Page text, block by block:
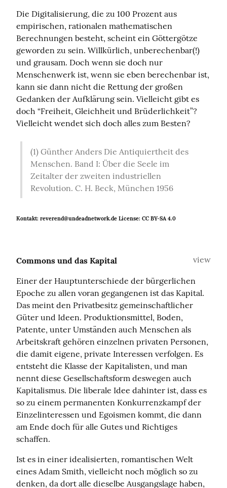
Die Digitalisierung, die zu 100 Prozent aus
empirischen, rationalen mathematischen
Berechnungen besteht, scheint ein Göttergötze
geworden zu sein. Willkürlich, unberechenbar(!)
und grausam. Doch wenn sie doch nur
Menschenwerk ist, wenn sie eben berechenbar ist,
kann sie dann nicht die Rettung der großen
Gedanken der Aufklärung sein. Vielleicht gibt es
doch “Freiheit, Gleichheit und Brüderlichkeit”?
Vielleicht wendet sich doch alles zum Besten?
(1) Günther Anders Die Antiquiertheit des
Menschen. Band I: Über die Seele im
Zeitalter der zweiten industriellen
Revolution. C. H. Beck, München 1956
Kontakt: reverend@undeadnetwork.de License: CC BY-SA 4.0
view
Commons und das Kapital
Einer der Hauptunterschiede der bürgerlichen
Epoche zu allen voran gegangenen ist das Kapital.
Das meint den Privatbesitz gemeinschaftlicher
Güter und Ideen. Produktionsmittel, Boden,
Patente, unter Umständen auch Menschen als
Arbeitskraft gehören einzelnen privaten Personen,
die damit eigene, private Interessen verfolgen. Es
entsteht die Klasse der Kapitalisten, und man
nennt diese Gesellschaftsform deswegen auch
Kapitalismus. Die liberale Idee dahinter ist, dass es
so zu einem permanenten Konkurrenzkampf der
Einzelinteressen und Egoismen kommt, die dann
am Ende doch für alle Gutes und Richtiges
schaffen.
Ist es in einer idealisierten, romantischen Welt
eines Adam Smith, vielleicht noch möglich so zu
denken, da dort alle dieselbe Ausgangslage haben,